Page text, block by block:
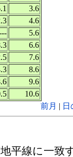
3.6
4.6
5.6
6.6
7.6
8.6
9.6
10.6
前月 |
平線に一致